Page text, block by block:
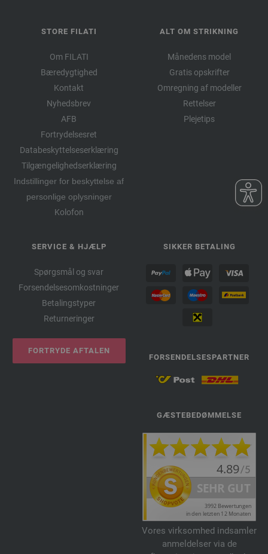
STORE FILATI
Om FILATI
Bæredygtighed
Kontakt
Nyhedsbrev
AFB
Fortrydelsesret
Databeskyttelseserklæring
Tilgængelighedserklæring
Indstillinger for beskyttelse af
personlige oplysninger
Kolofon
ALT OM STRIKNING
Månedens model
Gratis opskrifter
Omregning af modeller
Rettelser
Plejetips
SERVICE & HJÆLP
Spørgsmål og svar
Forsendelsesomkostninger
Betalingstyper
Returneringer
FORTRYDE AFTALEN
SIKKER BETALING
FORSENDELSESPARTNER
GÆSTEBEDØMMELSE
Vores virksomhed indsamler
anmeldelser via de